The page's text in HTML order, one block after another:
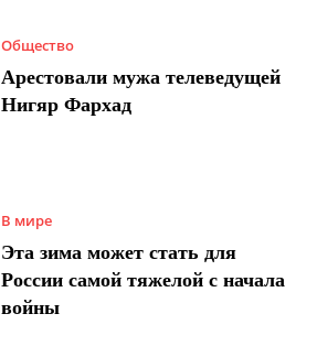
Общество
Арестовали мужа телеведущей
Нигяр Фархад
В мире
Эта зима может стать для
России самой тяжелой с начала
войны